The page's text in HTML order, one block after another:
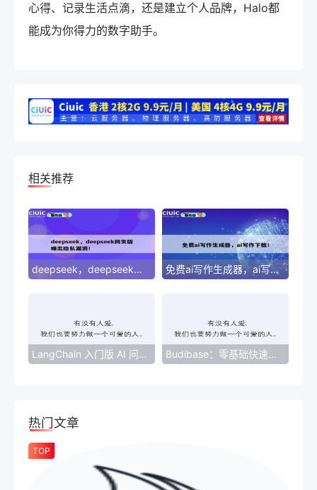
心得、记录生活点滴，还是建立个人品牌，Halo都
能成为你得力的数字助手。
相关推荐
deepseek，deepseek网页版曝出隐私漏洞！ 免费ai写作生成器，ai写作下载！
LangChain 入门版 AI 问答助手零基础部署指南（技术向） Budibase：零基础快速构建企业级应用的低代码利器
热门文章
TOP